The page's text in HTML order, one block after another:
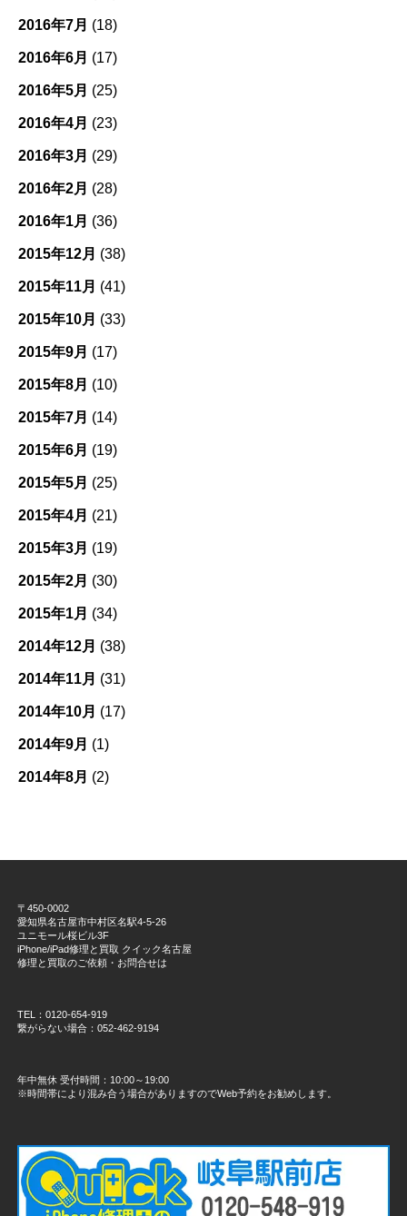
2016年7月 (18)
2016年6月 (17)
2016年5月 (25)
2016年4月 (23)
2016年3月 (29)
2016年2月 (28)
2016年1月 (36)
2015年12月 (38)
2015年11月 (41)
2015年10月 (33)
2015年9月 (17)
2015年8月 (10)
2015年7月 (14)
2015年6月 (19)
2015年5月 (25)
2015年4月 (21)
2015年3月 (19)
2015年2月 (30)
2015年1月 (34)
2014年12月 (38)
2014年11月 (31)
2014年10月 (17)
2014年9月 (1)
2014年8月 (2)
〒450-0002
愛知県名古屋市中村区名駅4-5-26
ユニモール桜ビル3F
iPhone/iPad修理と買取 クイック名古屋
修理と買取のご依頼・お問合せは
TEL：0120-654-919
繋がらない場合：052-462-9194
年中無休 受付時間：10:00～19:00
※時間帯により混み合う場合がありますのでWeb予約をお勧めします。